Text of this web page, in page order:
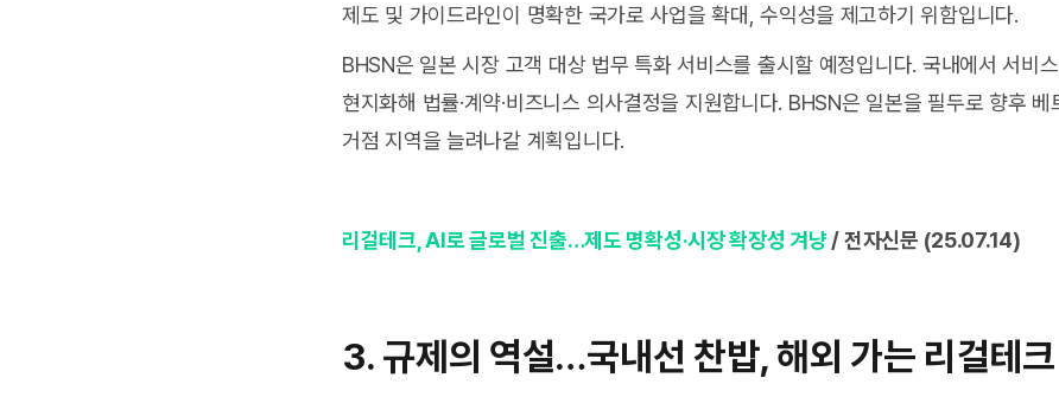
제도 및 가이드라인이 명확한 국가로 사업을 확대, 수익성을 제고하기 위함입니다.
BHSN은 일본 시장 고객 대상 법무 특화 서비스를 출시할 예정입니다. 국내에서 서비
현지화해 법률·계약·비즈니스 의사결정을 지원합니다. BHSN은 일본을 필두로 향후
거점 지역을 늘려나갈 계획입니다.
리걸테크, AI로 글로벌 진출…제도 명확성·시장 확장성 겨냥 / 전자신문 (25.07.14)
3. 규제의 역설…국내선 찬밥, 해외 가는 리걸테크